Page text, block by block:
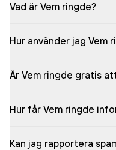
Vad är Vem ringde?
Hur använder jag Vem
Är Vem ringde gratis
Hur får Vem ringde
Kan jag rapportera